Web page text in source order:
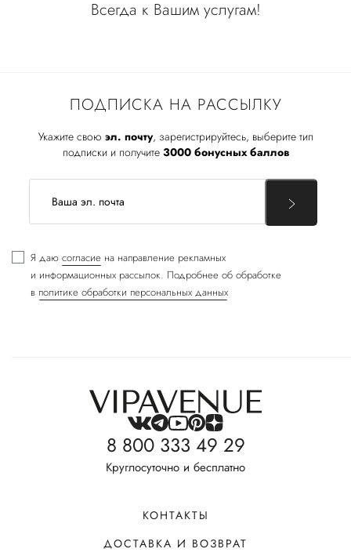
ПОДПИСКА НА РАССЫЛКУ
Укажите свою эл. почту, зарегистрируйтесь, выберите тип
подписки и получите 3000 бонусных баллов
Я даю согласие на направление рекламных
и информационных рассылок. Подробнее об обработке
в политике обработки персональных данных
Всегда к Вашим услугам!
8 800 333 49 29
Круглосуточно и бесплатно
КОНТАКТЫ
ДОСТАВКА И ВОЗВРАТ